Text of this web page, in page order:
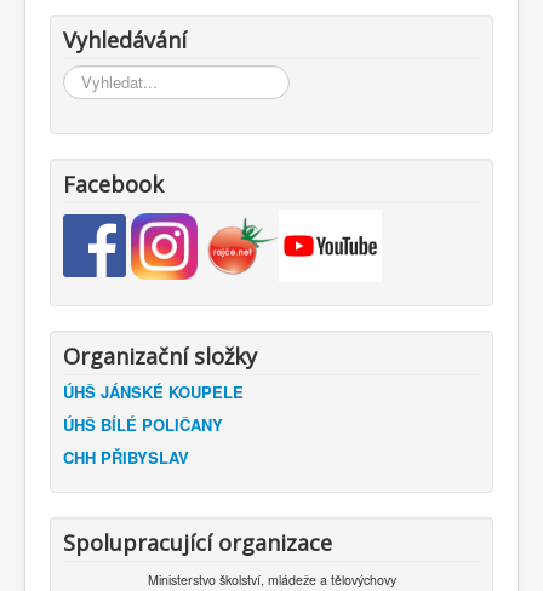
Vyhledávání
Vyhledávání...
Facebook
Organizační složky
ÚHŠ JÁNSKÉ KOUPELE
ÚHŠ BÍLÉ POLIČANY
CHH PŘIBYSLAV
Spolupracující organizace
Ministerstvo školství, mládeže a tělovýchovy